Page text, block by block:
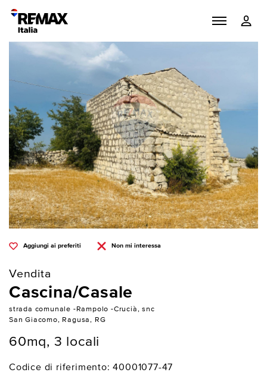
Aggiungi ai preferiti Non mi interessa
Vendita
Cascina/Casale
strada comunale -Rampolo -Crucià, snc
San Giacomo, Ragusa, RG
60mq, 3 locali
Codice di riferimento: 40001077-47